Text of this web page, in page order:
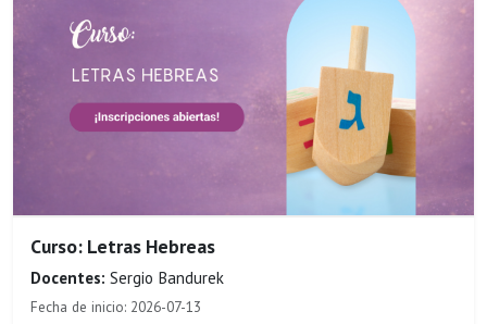
Curso: Letras Hebreas
Docentes: Sergio Bandurek
Fecha de inicio: 2026-07-13